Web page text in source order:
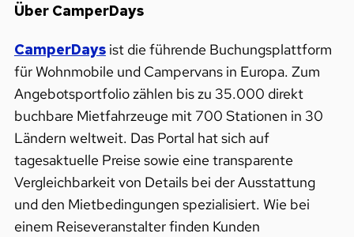
Über CamperDays
CamperDaysist die führende Buchungsplattform
für Wohnmobile und Campervans in Europa. Zum
Angebotsportfolio zählen bis zu 35.000 direkt
buchbare Mietfahrzeuge mit 700 Stationen in 30
Ländern weltweit. Das Portal hat sich auf
tagesaktuelle Preise sowie eine transparente
Vergleichbarkeit von Details bei der Ausstattung
und den Mietbedingungen spezialisiert. Wie bei
einem Reiseveranstalter finden Kunden